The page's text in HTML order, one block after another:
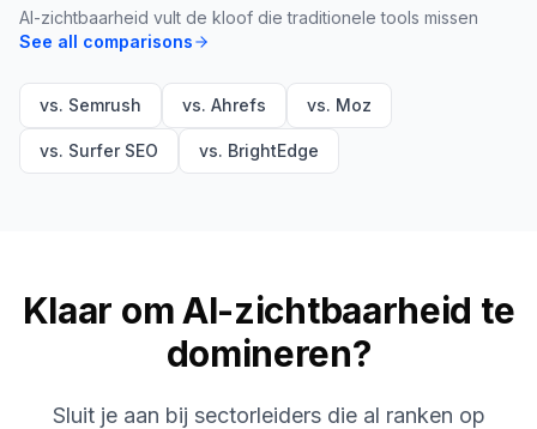
AI-zichtbaarheid vult de kloof die traditionele tools missen
See all comparisons
vs. Semrush vs. Ahrefs vs. Moz
vs. Surfer SEO vs. BrightEdge
Klaar om AI-zichtbaarheid te
domineren?
Sluit je aan bij sectorleiders die al ranken op